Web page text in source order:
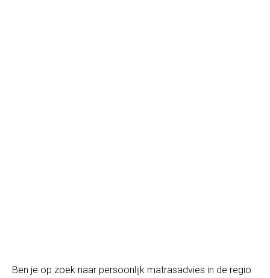
Ben je op zoek naar persoonlijk matrasadvies in de regio